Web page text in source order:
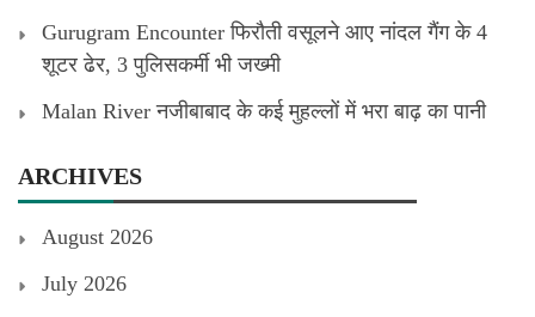
Gurugram Encounter फिरौती वसूलने आए नांदल गैंग के 4
शूटर ढेर, 3 पुलिसकर्मी भी जख्मी
Malan River नजीबाबाद के कई मुहल्लों में भरा बाढ़ का पानी
ARCHIVES
August 2026
July 2026